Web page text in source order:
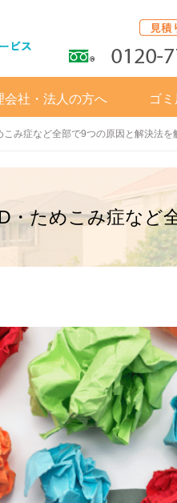
会社・法人の方へ ゴ
み症など全部で9つの原因と解決法を
・ためこみ症など